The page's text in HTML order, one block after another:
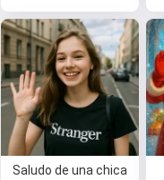
Saludo de una chica